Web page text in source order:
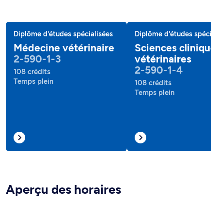
Diplôme d'études spécialisées
Médecine vétérinaire
2-590-1-3
108 crédits
Temps plein
Diplôme d'études
Sciences
vétérinaires
2-590-1-4
108 crédits
Temps plein
Aperçu des horaires